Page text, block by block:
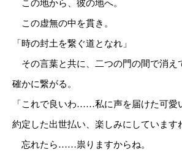
この地から、彼の地へ。
この虚無の中を貫き。
「時の封土を繋ぐ道となれ」
その言葉と共に、二つの門の間で消え
確かに繋がる。
「これで良いわ……私に声を届けた可愛
約定した出世払い、楽しみにしています
忘れたら……祟りますからね。